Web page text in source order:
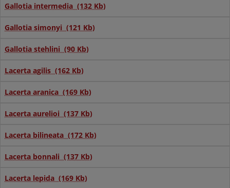
Gallotia intermedia (132 Kb)
Gallotia simonyi (121 Kb)
Gallotia stehlini (90 Kb)
Lacerta agilis (162 Kb)
Lacerta aranica (169 Kb)
Lacerta aurelioi (137 Kb)
Lacerta bilineata (172 Kb)
Lacerta bonnali (137 Kb)
Lacerta lepida (169 Kb)